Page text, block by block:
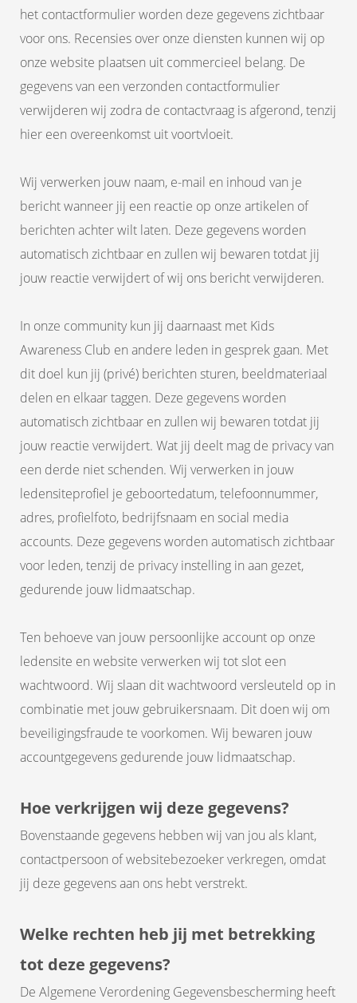
het contactformulier worden deze gegevens zichtbaar
voor ons. Recensies over onze diensten kunnen wij op
onze website plaatsen uit commercieel belang. De
gegevens van een verzonden contactformulier
verwijderen wij zodra de contactvraag is afgerond, tenzij
hier een overeenkomst uit voortvloeit.
Wij verwerken jouw naam, e-mail en inhoud van je
bericht wanneer jij een reactie op onze artikelen of
berichten achter wilt laten. Deze gegevens worden
automatisch zichtbaar en zullen wij bewaren totdat jij
jouw reactie verwijdert of wij ons bericht verwijderen.
In onze community kun jij daarnaast met Kids
Awareness Club en andere leden in gesprek gaan. Met
dit doel kun jij (privé) berichten sturen, beeldmateriaal
delen en elkaar taggen. Deze gegevens worden
automatisch zichtbaar en zullen wij bewaren totdat jij
jouw reactie verwijdert. Wat jij deelt mag de privacy van
een derde niet schenden. Wij verwerken in jouw
ledensiteprofiel je geboortedatum, telefoonnummer,
adres, profielfoto, bedrijfsnaam en social media
accounts. Deze gegevens worden automatisch zichtbaar
voor leden, tenzij de privacy instelling in aan gezet,
gedurende jouw lidmaatschap.
Ten behoeve van jouw persoonlijke account op onze
ledensite en website verwerken wij tot slot een
wachtwoord. Wij slaan dit wachtwoord versleuteld op in
combinatie met jouw gebruikersnaam. Dit doen wij om
beveiligingsfraude te voorkomen. Wij bewaren jouw
accountgegevens gedurende jouw lidmaatschap.
Hoe verkrijgen wij deze gegevens?
Bovenstaande gegevens hebben wij van jou als klant,
contactpersoon of websitebezoeker verkregen, omdat
jij deze gegevens aan ons hebt verstrekt.
Welke rechten heb jij met betrekking
tot deze gegevens?
De Algemene Verordening Gegevensbescherming heeft